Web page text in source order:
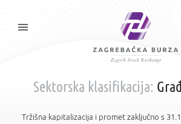
Sektorska klasifikacija:
Tržišna kapitalizacija i promet zaključno s